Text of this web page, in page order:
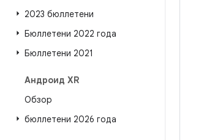
2023 бюллетени
Бюллетени 2022 года
Бюллетени 2021
Андроид XR
Обзор
бюллетени 2026 года